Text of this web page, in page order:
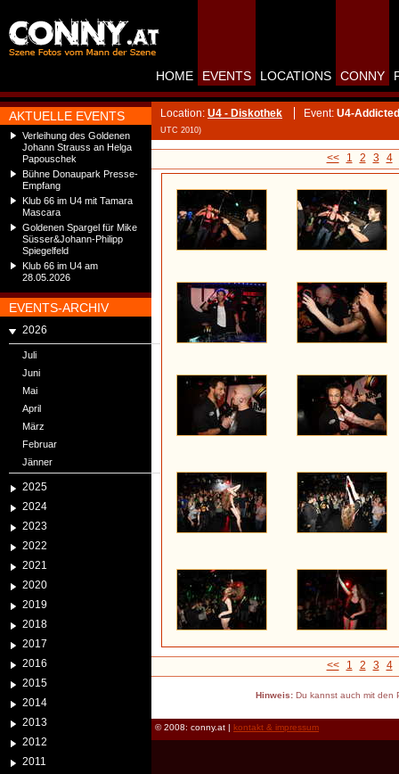
AKTUELLE EVENTS
Verleihung des Goldenen
Johann Strauss an Helga
Papouschek
Bühne Donaupark Presse-
Empfang
Klub 66 im U4 mit Tamara
Mascara
Goldenen Spargel für Mike
Süsser&Johann-Philipp
Spiegelfeld
Klub 66 im U4 am
28.05.2026
EVENTS-ARCHIV
2026
Juli
Juni
Mai
April
März
Februar
Jänner
2025
2024
2023
2022
2021
2020
2019
2018
2017
2016
2015
2014
2013
2012
2011
HOME EVENTS LOCATIONS CONNY
Location: U4 - Diskothek Event: U4-
UTC 2010)
<< 1 2 3 4
<< 1 2 3 4
Hinweis:Du kannst auch mit den
© 2008: conny.at | kontakt & impressum